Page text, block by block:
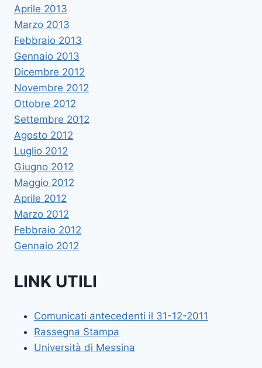
Aprile 2013
Marzo 2013
Febbraio 2013
Gennaio 2013
Dicembre 2012
Novembre 2012
Ottobre 2012
Settembre 2012
Agosto 2012
Luglio 2012
Giugno 2012
Maggio 2012
Aprile 2012
Marzo 2012
Febbraio 2012
Gennaio 2012
LINK UTILI
Comunicati antecedenti il 31-12-2011
Rassegna Stampa
Università di Messina